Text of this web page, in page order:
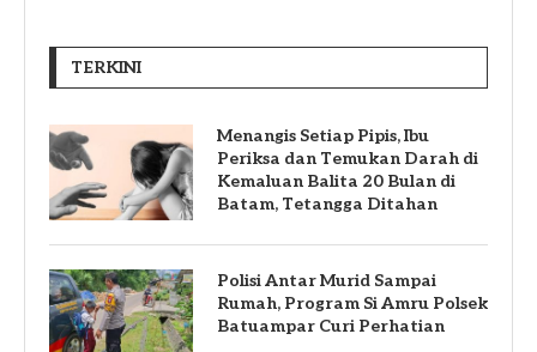
TERKINI
Menangis Setiap Pipis, Ibu
Periksa dan Temukan Darah di
Kemaluan Balita 20 Bulan di
Batam, Tetangga Ditahan
Polisi Antar Murid Sampai
Rumah, Program Si Amru Polsek
Batuampar Curi Perhatian